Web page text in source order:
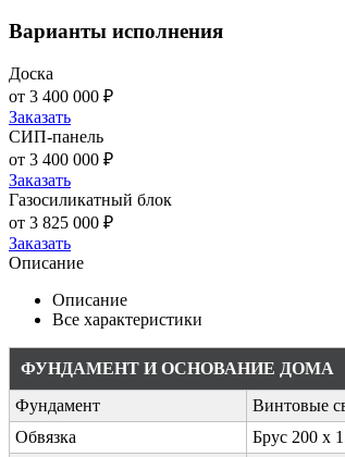
Варианты исполнения
Доска
от 3 400 000 ₽
Заказать
СИП-панель
от 3 400 000 ₽
Заказать
Газосиликатный блок
от 3 825 000 ₽
Заказать
Описание
Описание
Все характеристики
ФУНДАМЕНТ И ОСНОВАНИЕ ДОМА
Фундамент
Винтовые
Обвязка
Брус 200 х